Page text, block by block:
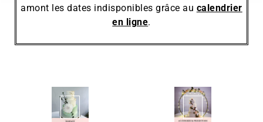
amont les dates indisponibles grâce au calendrier
en ligne.